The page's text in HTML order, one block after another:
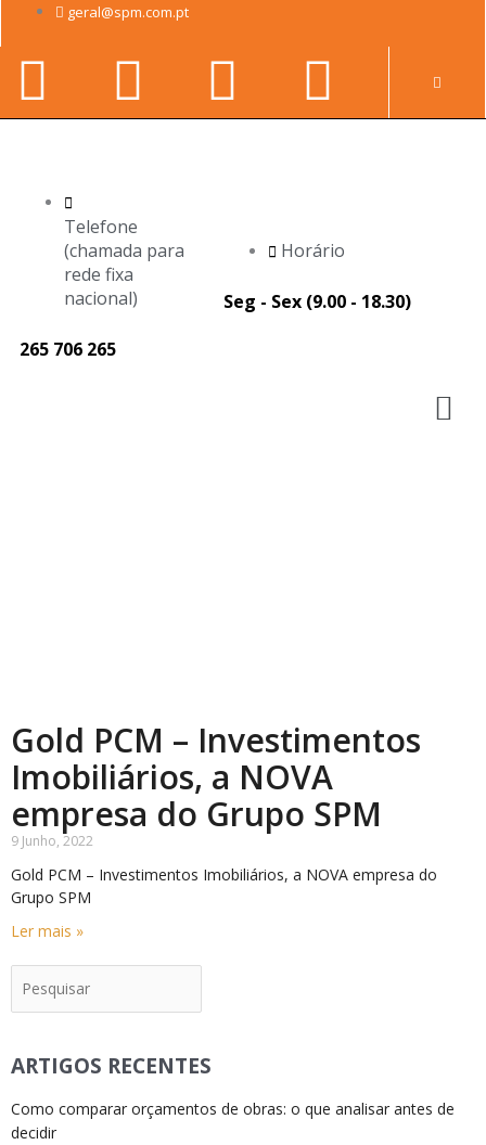
content
geral@spm.com.pt
Facebook-
f
Youtube
Linkedin-
in
Telefone
(chamada para
rede fixa
nacional)
265 706 265
Horário
Seg - Sex (9.00 - 18.30)
Gold PCM – Investimentos
Imobiliários, a NOVA
empresa do Grupo SPM
9 Junho, 2022
Gold PCM – Investimentos Imobiliários, a NOVA empresa do
Grupo SPM
Ler mais »
ARTIGOS RECENTES
Como comparar orçamentos de obras: o que analisar antes de
decidir